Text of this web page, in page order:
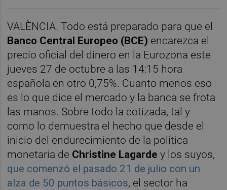
VALÈNCIA. Todo está preparado para que el
Banco Central Europeo (BCE) encarezca el
precio oficial del dinero en la Eurozona este
jueves 27 de octubre a las 14:15 hora
española en otro 0,75%. Cuanto menos eso
es lo que dice el mercado y la banca se frota
las manos. Sobre todo la cotizada, tal y
como lo demuestra el hecho que desde el
inicio del endurecimiento de la política
monetaria de Christine Lagarde y los suyos,
que comenzó el pasado 21 de julio con un
alza de 50 puntos básicos, el sector ha